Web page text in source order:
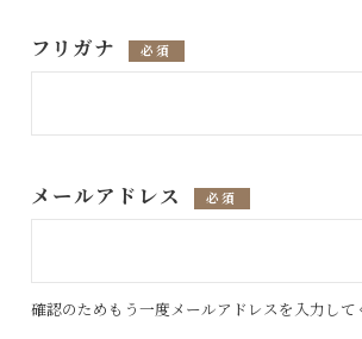
フリガナ 必須
メールアドレス 必須
確認のためもう一度メールアドレスを入力して